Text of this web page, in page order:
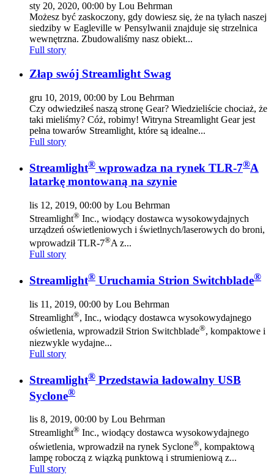
sty 20, 2020, 00:00 by Lou Behrman
Możesz być zaskoczony, gdy dowiesz się, że na tyłach naszej
siedziby w Eagleville w Pensylwanii znajduje się strzelnica
wewnętrzna. Zbudowaliśmy nasz obiekt...
Full story
Złap swój Streamlight Swag
gru 10, 2019, 00:00 by Lou Behrman
Czy odwiedziłeś naszą stronę Gear? Wiedzieliście chociaż, że
taki mieliśmy? Cóż, robimy! Witryna Streamlight Gear jest
pełna towarów Streamlight, które są idealne...
Full story
Streamlight® wprowadza na rynek TLR-7®A
latarkę montowaną na szynie
lis 12, 2019, 00:00 by Lou Behrman
Streamlight® Inc., wiodący dostawca wysokowydajnych
urządzeń oświetleniowych i świetlnych/laserowych do broni,
wprowadził TLR-7®A z...
Full story
Streamlight® Uruchamia Strion Switchblade®
lis 11, 2019, 00:00 by Lou Behrman
Streamlight®, Inc., wiodący dostawca wysokowydajnego
oświetlenia, wprowadził Strion Switchblade®, kompaktowe i
niezwykle wydajne...
Full story
Streamlight® Przedstawia ładowalny USB
Syclone®
lis 8, 2019, 00:00 by Lou Behrman
Streamlight® Inc., wiodący dostawca wysokowydajnego
oświetlenia, wprowadził na rynek Syclone®, kompaktową
lampę roboczą z wiązką punktową i strumieniową z...
Full story